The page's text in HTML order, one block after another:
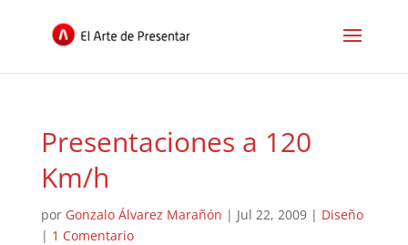
Presentaciones a 120
Km/h
por Gonzalo Álvarez Marañón | Jul 22, 2009| Diseño
| 1 Comentario